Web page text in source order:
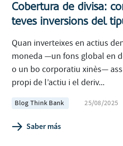
Cobertura de divisa:
teves inversions del
Quan inverteixes en actius
moneda —un fons global en
o un bo corporatiu xinès—
propi de l’actiu i el deriv...
Blog Think Bank 25/08/2025
Saber más